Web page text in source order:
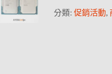
分類: 促銷活動,